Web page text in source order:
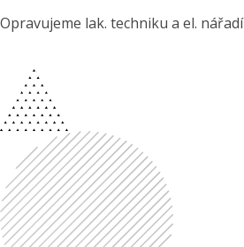
Opravujeme lak. techniku a el. nářadí